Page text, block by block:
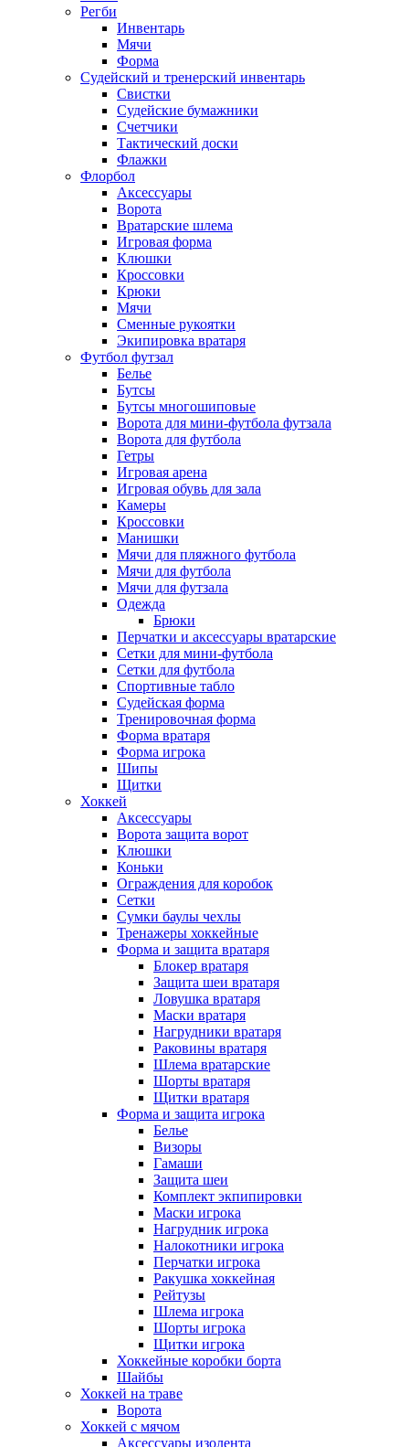
Регби
Инвентарь
Мячи
Форма
Судейский и тренерский инвентарь
Свистки
Судейские бумажники
Счетчики
Тактический доски
Флажки
Флорбол
Аксессуары
Ворота
Вратарские шлема
Игровая форма
Клюшки
Кроссовки
Крюки
Мячи
Сменные рукоятки
Экипировка вратаря
Футбол футзал
Белье
Бутсы
Бутсы многошиповые
Ворота для мини-футбола футзала
Ворота для футбола
Гетры
Игровая арена
Игровая обувь для зала
Камеры
Кроссовки
Манишки
Мячи для пляжного футбола
Мячи для футбола
Мячи для футзала
Одежда
Брюки
Перчатки и аксессуары вратарские
Сетки для мини-футбола
Сетки для футбола
Спортивные табло
Судейская форма
Тренировочная форма
Форма вратаря
Форма игрока
Шипы
Щитки
Хоккей
Аксессуары
Ворота защита ворот
Клюшки
Коньки
Ограждения для коробок
Сетки
Сумки баулы чехлы
Тренажеры хоккейные
Форма и защита вратаря
Блокер вратаря
Защита шеи вратаря
Ловушка вратаря
Маски вратаря
Нагрудники вратаря
Раковины вратаря
Шлема вратарские
Шорты вратаря
Щитки вратаря
Форма и защита игрока
Белье
Визоры
Гамаши
Защита шеи
Комплект экпипировки
Маски игрока
Нагрудник игрока
Налокотники игрока
Перчатки игрока
Ракушка хоккейная
Рейтузы
Шлема игрока
Шорты игрока
Щитки игрока
Хоккейные коробки борта
Шайбы
Хоккей на траве
Ворота
Хоккей с мячом
Аксессуары изолента